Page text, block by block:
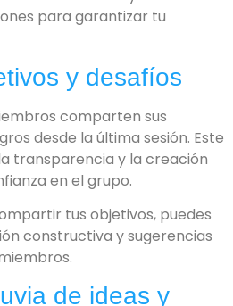
para garantizar tu
y desafíos
comparten sus
desde la última sesión. Este
transparencia y la creación
en el grupo.
tus objetivos, puedes
constructiva y sugerencias
de ideas y